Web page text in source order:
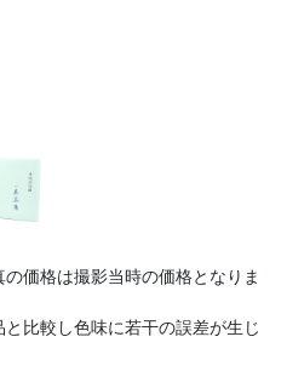
価格は撮影当時の価格となりま
比較し色味に若干の誤差が生じ